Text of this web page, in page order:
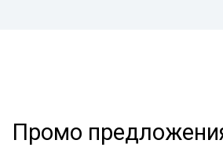
Промо